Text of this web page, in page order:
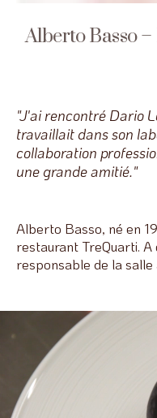
Alberto Basso
"J'ai rencontré Dario
travaillait dans son
collaboration
une grande amitié."
Alberto Basso, né en
restaurant TreQuarti. A
responsable de la salle